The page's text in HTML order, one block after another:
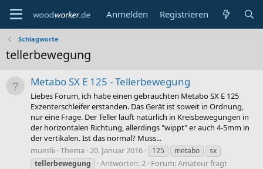
Anmelden Registrieren
Schlagworte
tellerbewegung
Metabo SX E 125 - Tellerbewegung
Liebes Forum, ich habe einen gebrauchten Metabo SX E 125
Exzenterschleifer erstanden. Das Gerät ist soweit in Ordnung,
nur eine Frage. Der Teller läuft natürlich in Kreisbewegungen in
der horizontalen Richtung, allerdings "wippt" er auch 4-5mm in
der vertikalen. Ist das normal? Muss...
mueslii Thema 20. Januar 2016 125 metabo
sx
tellerbewegung
Antworten: 2 Forum:Amateur fragt